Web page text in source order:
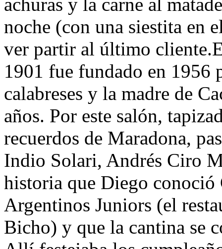
noche (con una siestita en
ver partir al último
1901 fue fundado en 1956
calabreses y la madre de
años. Por este salón,
recuerdos de Maradona,
Indio Solari, Andrés Ciro
historia que Diego
Argentinos Juniors (el
Bicho) y que la cantina se